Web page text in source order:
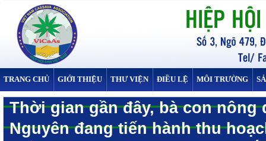
TRANG CHỦ GIỚI THIỆU THƯ VIỆN ĐIỀU LỆ MÔI TRƯỜNG
Thời gian gần đây, bà con nông
Nguyên đang tiến hành thu